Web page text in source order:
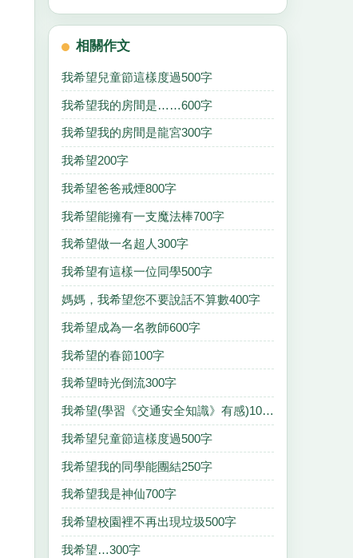
相關作文
我希望兒童節這樣度過500字
我希望我的房間是……600字
我希望我的房間是龍宮300字
我希望200字
我希望爸爸戒煙800字
我希望能擁有一支魔法棒700字
我希望做一名超人300字
我希望有這樣一位同學500字
媽媽，我希望您不要說話不算數400字
我希望成為一名教師600字
我希望的春節100字
我希望時光倒流300字
我希望(學習《交通安全知識》有感)100字
我希望兒童節這樣度過500字
我希望我的同學能團結250字
我希望我是神仙700字
我希望校園裡不再出現垃圾500字
我希望…300字